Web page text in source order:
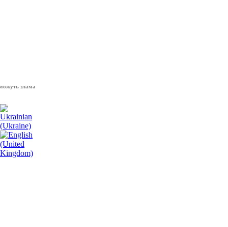
волю народу, - Президент України Володимир Зеленський